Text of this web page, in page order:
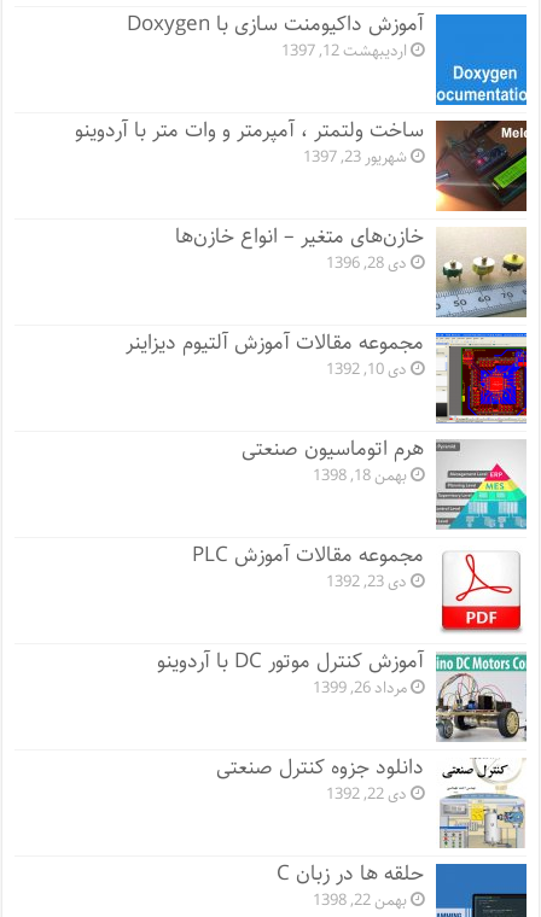
آموزش داکیومنت سازی با Doxygen
اردیبهشت 12, 1397
ساخت ولتمتر ، آمپرمتر و وات متر با آردوینو
شهریور 23, 1397
خازن‌های متغیر – انواع خازن‌ها
دی 28, 1396
مجموعه مقالات آموزش آلتیوم دیزاینر
دی 10, 1392
هرم اتوماسیون صنعتی
بهمن 18, 1398
مجموعه مقالات آموزش PLC
دی 23, 1392
آموزش کنترل موتور DC با آردوینو
مرداد 26, 1399
دانلود جزوه کنترل صنعتی
دی 22, 1392
حلقه ها در زبان C
بهمن 22, 1398